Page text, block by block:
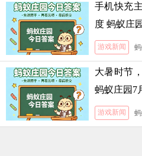
手机快充
度 蚂蚁庄
游戏新闻
大暑时节
蚂蚁庄园7
游戏新闻